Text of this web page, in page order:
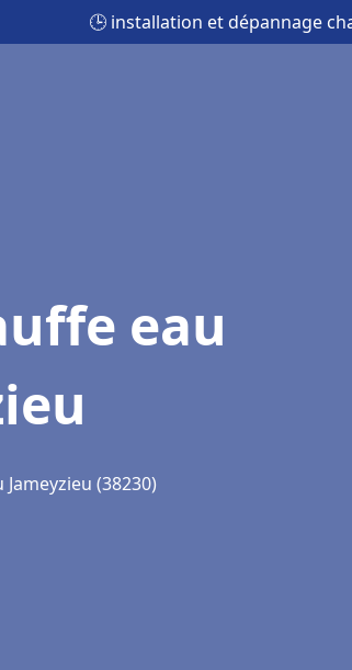
🕒 installation et dépannage
eau
(38230)